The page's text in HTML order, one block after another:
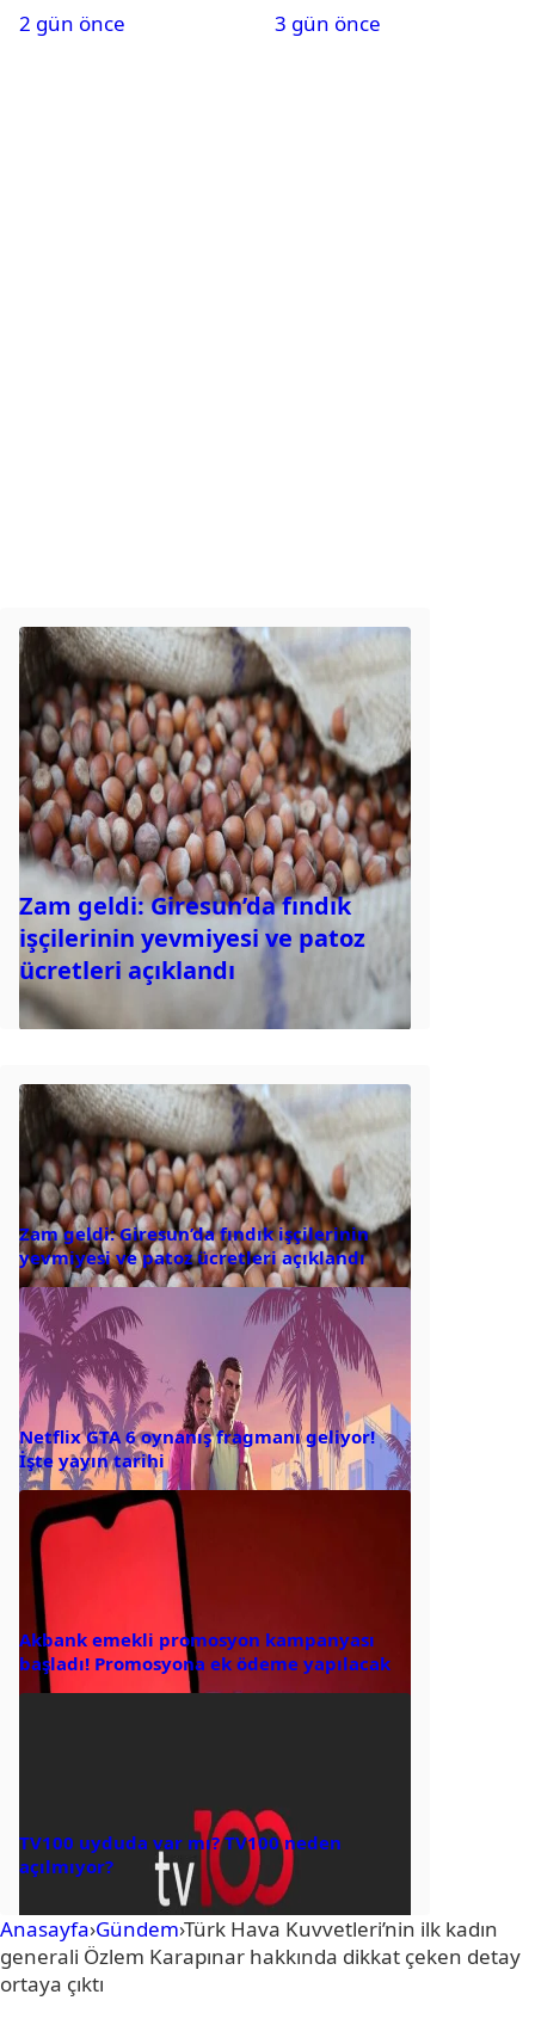
alındı
2 gün önce
3 gün önce
Zam geldi: Giresun’da fındık
işçilerinin yevmiyesi ve patoz
ücretleri açıklandı
Zam geldi: Giresun’da fındık işçilerinin
yevmiyesi ve patoz ücretleri açıklandı
Netflix GTA 6 oynanış fragmanı geliyor!
İşte yayın tarihi
Akbank emekli promosyon kampanyası
başladı! Promosyona ek ödeme yapılacak
TV100 uyduda var mı? TV100 neden
açılmıyor?
Anasayfa›Gündem›Türk Hava Kuvvetleri’nin ilk kadın
generali Özlem Karapınar hakkında dikkat çeken detay
ortaya çıktı